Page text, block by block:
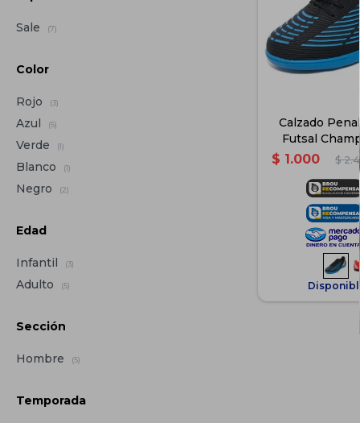
Calzado
Futsal
Niños
$ 1.000 $
Sale (7)
Color
Rojo (3)
Azul (5)
Verde (1)
Blanco (1)
Negro (2)
Edad
Infantil (3)
Adulto (5)
Sección
Hombre (5)
Temporada